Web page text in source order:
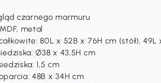
czarnego marmuru
metal
80L x 52B x 76H cm (stół), 49L
Ø38 x 43,5H cm
1,5 cm
48B x 34H cm